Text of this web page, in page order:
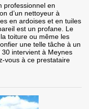
professionnel en
d’un nettoyeur à
en ardoises et en tuiles
est un profane. Le
toiture ou même les
une telle tâche à un
intervient à Meynes
vous à ce prestataire